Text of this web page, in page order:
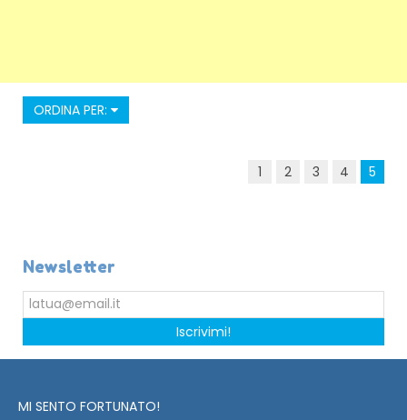
ORDINA PER:
1 2 3 4 5
Newsletter
Iscrivimi!
MI SENTO FORTUNATO!